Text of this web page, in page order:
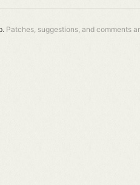
Patches, suggestions, and comments